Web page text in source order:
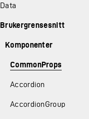
Data
Brukergrensesnitt
Komponenter
CommonProps
Accordion
AccordionGroup